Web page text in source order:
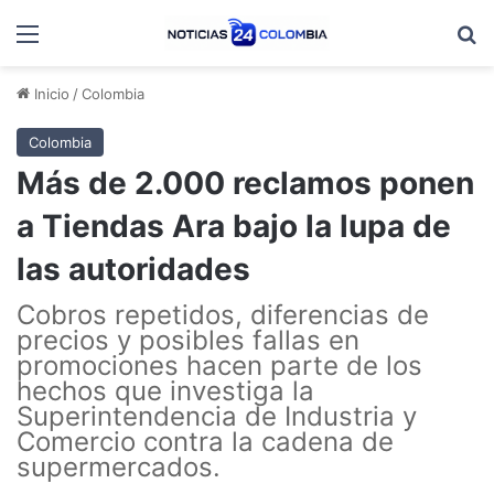
Menú
Inicio /Colombia
Colombia
Más de 2.000 reclamos ponen
a Tiendas Ara bajo la lupa de
las autoridades
Cobros repetidos, diferencias de
precios y posibles fallas en
promociones hacen parte de los
hechos que investiga la
Superintendencia de Industria y
Comercio contra la cadena de
supermercados.